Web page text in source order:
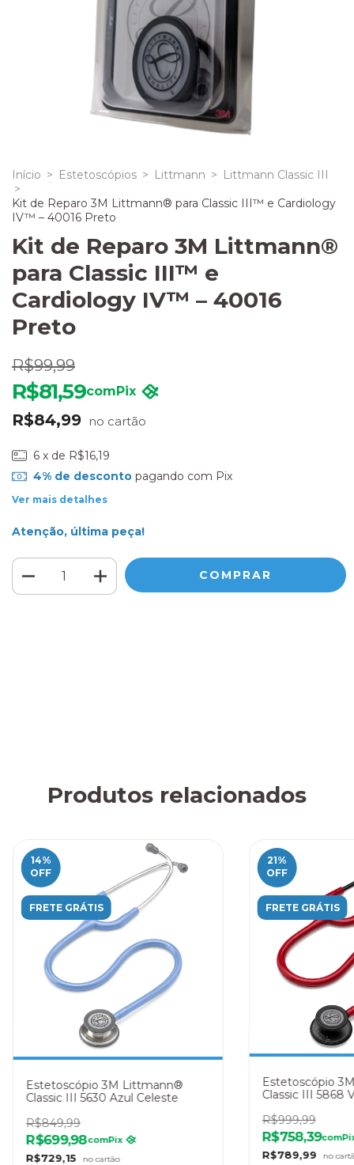
Início > Estetoscópios > Littmann > Littmann Classic III
>
Kit de Reparo 3M Littmann® para Classic III™ e Cardiology
IV™ – 40016 Preto
Kit de Reparo 3M Littmann®
para Classic III™ e
Cardiology IV™ – 40016
Preto
R$99,99
R$84,99
R$81,59comPix
6 x de R$16,19
4% de descontopagando com Pix
Ver mais detalhes
Atenção, última peça!
Produtos relacionados
14%
OFF
FRETE GRÁTIS
Estetoscópio 3M Littmann®
Classic III 5630 Azul Celeste
R$849,99
R$729,15
R$699,98comPix
21%
OFF
FRETE GRÁTIS
Estetoscópio
Classic III 5868
R$999,99
R$789,99
R$758,39com